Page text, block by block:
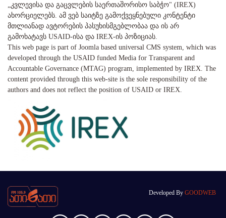
„კვლევისა და გაცვლების საერთაშორისო საბჭო" (IREX)
ახორციელებს. ამ ვებ საიტზე გამოქვეყნებული კონტენტი
მთლიანად ავტორების პასუხისმგებლობაა და ის არ
გამოხატავს USAID-ისა და IREX-ის პოზიციას.
This web page is part of Joomla based universal CMS system, which was
developed through the USAID funded Media for Transparent and
Accountable Governance (MTAG) program, implemented by IREX. The
content provided through this web-site is the sole responsibility of the
authors and does not reflect the position of USAID or IREX.
Developed By GOODWEB